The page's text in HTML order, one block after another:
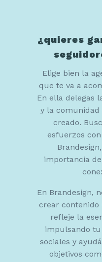
¿quieres
Elige bien la
que te va a
En ella delegas
y la comunidad
creado.
esfuerzos
importancia
En Brandesign,
crear
refleje la
impulsando
sociales y
objetivos
Campañas Creativas
Diseño de Infografías
PACKAGING
Diseño de Empaque
Diseño de Etiqueta
CREATIVIDAD